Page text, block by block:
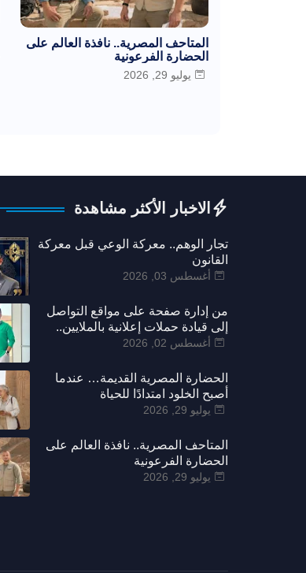
المتاحف المصرية.. نافذة العالم على
الحضارة الفرعونية
يوليو 29, 2026
الاخبار الأكثر مشاهدة
تجار الوهم.. معركة الوعي قبل معركة
القانون
أغسطس 03, 2026
من إدارة صفحة على مواقع التواصل
إلى قيادة حملات إعلانية بالملايين..
رحلة مولدر مجدي
أغسطس 02, 2026
الحضارة المصرية القديمة… عندما
أصبح الخلود امتدادًا للحياة
يوليو 29, 2026
المتاحف المصرية.. نافذة العالم على
الحضارة الفرعونية
يوليو 29, 2026